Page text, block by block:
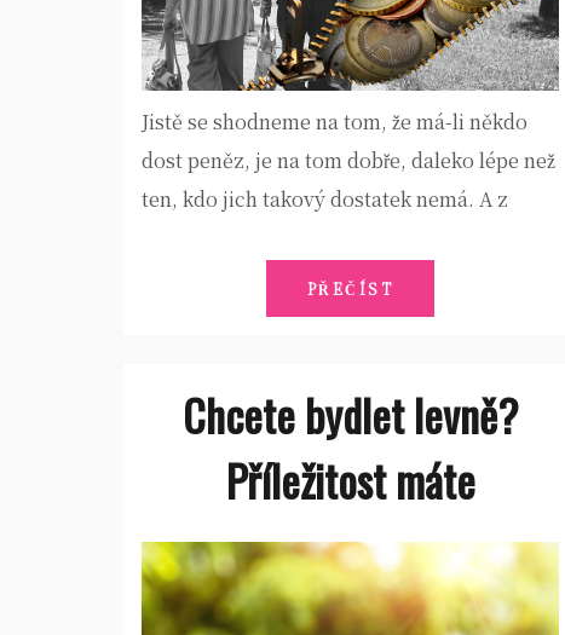
Jistě se shodneme na tom, že má-li někdo
dost peněz, je na tom dobře, daleko lépe než
ten, kdo jich takový dostatek nemá. A z
PŘEČÍST
Chcete bydlet levně?
Příležitost máte